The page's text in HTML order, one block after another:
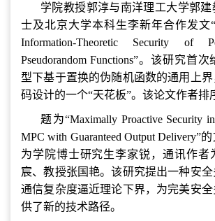
学院教授郭淳与南洋理工大学郭
士及北京大学本科生李新年合作发文
Information-Theoretic Security of
Pseudorandom Functions”。该研究首
型下基于置换的伪随机函数的通用上
码设计的一个“天花板”。该论文作者排
题为“Maximally Proactive Security
MPC with Guaranteed Output Delivery”
为学院博士研究生李家锐，通讯作者
宸、教授张国艳。该研究提出一种安全
通信复杂度逼近理论下界，为完美安
供了新的技术路径。